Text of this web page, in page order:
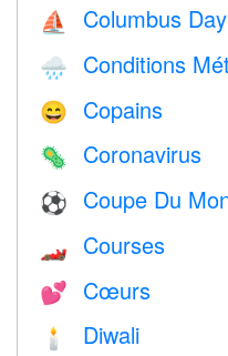
⛵️ Columbus Day
🌧 Conditions
😄 Copains
🦠 Coronavirus
⚽ Coupe Du
🏎 Courses
💕 Cœurs
🕯 Diwali